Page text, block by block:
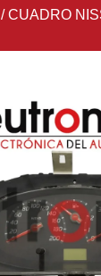
/CUADRO